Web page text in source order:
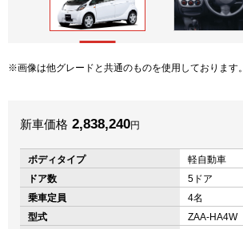
画像は他グレードと共通のものを使用しております。
新車価格 2,838,240円
ボディタイプ
軽自動車
ドア数
5ドア
乗車定員
4名
型式
ZAA-HA4W